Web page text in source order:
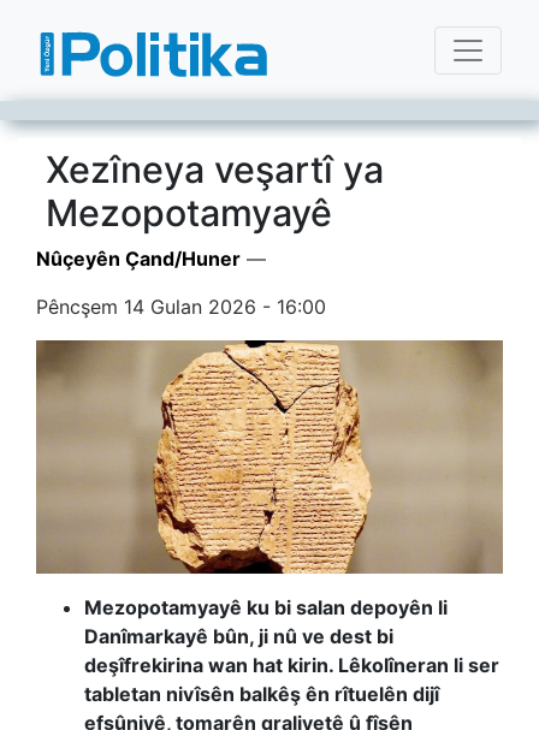
Xezîneya veşartî ya
Mezopotamyayê
Nûçeyên Çand/Huner —
Pêncşem 14 Gulan 2026 - 16:00
Mezopotamyayê ku bi salan depoyên li
Danîmarkayê bûn, ji nû ve dest bi
deşîfrekirina wan hat kirin. Lêkolîneran li ser
tabletan nivîsên balkêş ên rîtuelên dijî
efsûniyê, tomarên qraliyetê û fîşên